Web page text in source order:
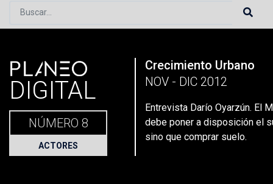
Buscar...
Portada» Planeo Hoy Secciones»Actores»Entrevista
PLANEO
DIGITAL
NÚMERO 8
ACTORES
Crecimiento Urbano
NOV - DIC 2012
Entrevista Darío Oyarzún. El
debe poner a disposición el
sino que comprar suelo.